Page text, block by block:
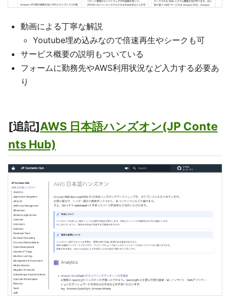
動画による丁寧な解説
Youtube埋め込みなので倍速再生やシークも可
サービス概要の説明もついている
フォームに勤務先やAWS利用状況など入力する必要あ
り
[追記]AWS 日本語ハンズオン(JP Conte
nts Hub)